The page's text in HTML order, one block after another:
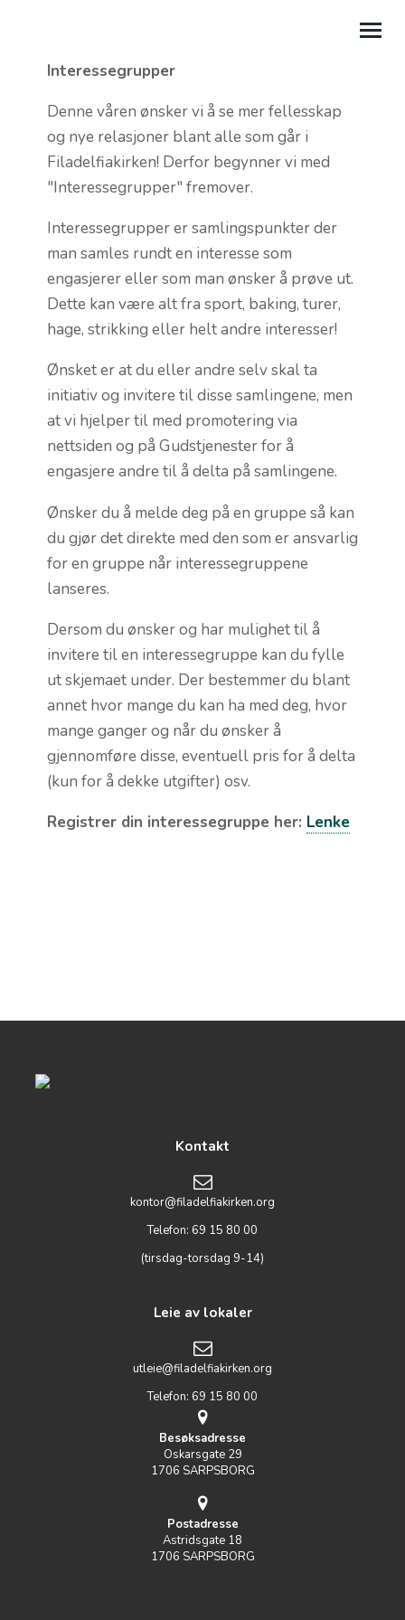
OM OSS
KIRKELIV
KALENDER
BLI MED
KONTAKT
MIN SIDE
Interessegrupper
Denne våren ønsker vi å se mer fellesskap
og nye relasjoner blant alle som går i
Filadelfiakirken! Derfor begynner vi med
"Interessegrupper" fremover.
Interessegrupper er samlingspunkter der
man samles rundt en interesse som
engasjerer eller som man ønsker å prøve ut.
Dette kan være alt fra sport, baking, turer,
hage, strikking eller helt andre interesser!
Ønsket er at du eller andre selv skal ta
initiativ og invitere til disse samlingene, men
at vi hjelper til med promotering via
nettsiden og på Gudstjenester for å
engasjere andre til å delta på samlingene.
Ønsker du å melde deg på en gruppe så kan
du gjør det direkte med den som er ansvarlig
for en gruppe når interessegruppene
lanseres.
Dersom du ønsker og har mulighet til å
invitere til en interessegruppe kan du fylle
ut skjemaet under. Der bestemmer du blant
annet hvor mange du kan ha med deg, hvor
mange ganger og når du ønsker å
gjennomføre disse, eventuell pris for å delta
(kun for å dekke utgifter) osv.
Registrer din interessegruppe her: Lenke
Kontakt
kontor@filadelfiakirken.org
Telefon: 69 15 80 00
(tirsdag-torsdag 9-14)
Leie av lokaler
utleie@filadelfiakirken.org
Telefon: 69 15 80 00
Besøksadresse
Oskarsgate 29
1706 SARPSBORG
Postadresse
Astridsgate 18
1706 SARPSBORG